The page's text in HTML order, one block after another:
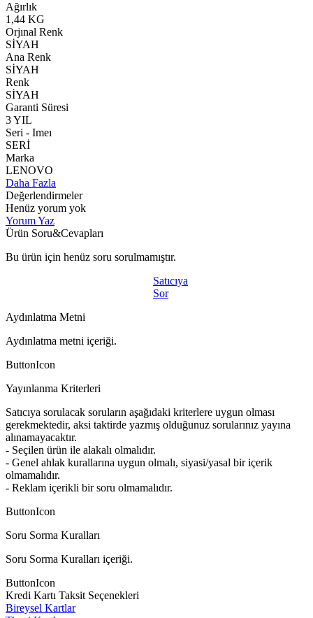
Ağırlık
1,44 KG
Orjınal Renk
SİYAH
Ana Renk
SİYAH
Renk
SİYAH
Garanti Süresi
3 YIL
Seri - Imeı
SERİ
Marka
LENOVO
Daha Fazla
Değerlendirmeler
Henüz yorum yok
Yorum Yaz
Ürün Soru&Cevapları
Bu ürün için henüz soru sorulmamıştır.
Satıcıya
Sor
Aydınlatma Metni
Aydınlatma metni içeriği.
ButtonIcon
Yayınlanma Kriterleri
Satıcıya sorulacak soruların aşağıdaki kriterlere uygun olması
gerekmektedir, aksi taktirde yazmış olduğunuz sorularınız yayına
alınamayacaktır.
- Seçilen ürün ile alakalı olmalıdır.
- Genel ahlak kurallarına uygun olmalı, siyasi/yasal bir içerik
olmamalıdır.
- Reklam içerikli bir soru olmamalıdır.
ButtonIcon
Soru Sorma Kuralları
Soru Sorma Kuralları içeriği.
ButtonIcon
Kredi Kartı Taksit Seçenekleri
Bireysel Kartlar